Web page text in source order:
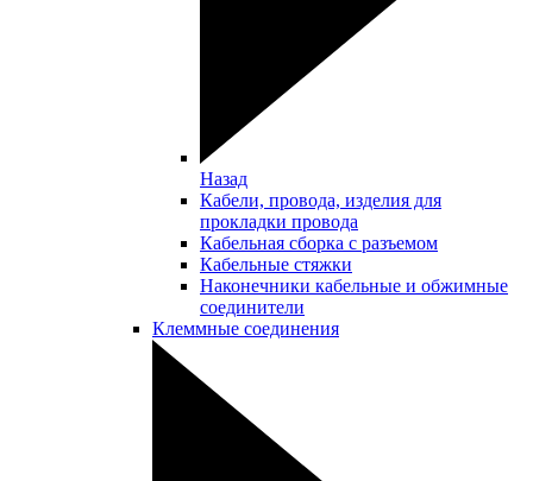
Назад
Кабели, провода, изделия для
прокладки провода
Кабельная сборка с разъемом
Кабельные стяжки
Наконечники кабельные и обжимные
соединители
Клеммные соединения